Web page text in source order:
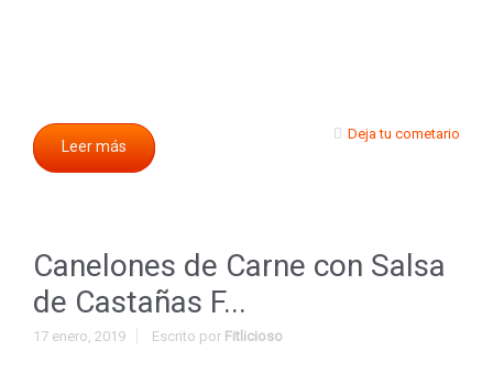
Leer más
Deja tu cometario
Canelones de Carne con Salsa
de Castañas F...
17 enero, 2019 Escrito por Fitlicioso